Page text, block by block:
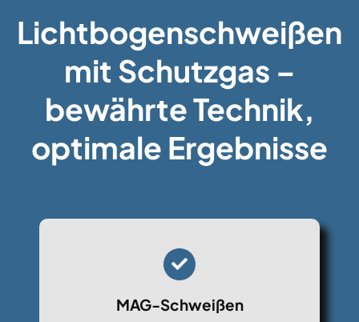
Lichtbogenschweißen
mit Schutzgas –
bewährte Technik,
optimale Ergebnisse
MAG-Schweißen